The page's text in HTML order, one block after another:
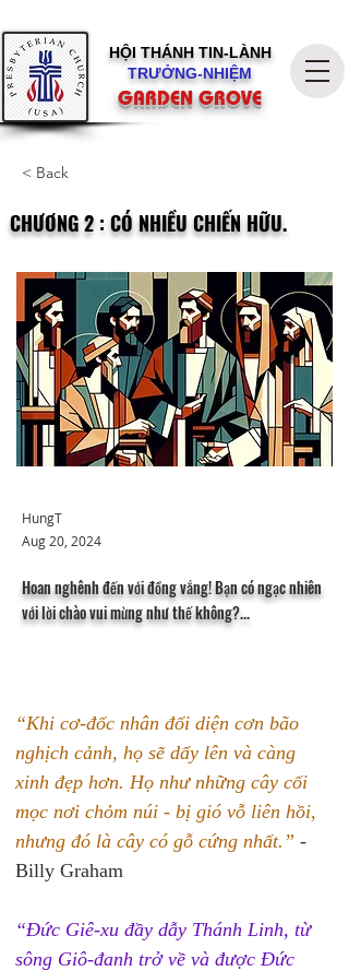
HỘI THÁNH TIN-LÀNH
TRƯỞNG-NHIỆM
GARDEN GROVE
< Back
CHƯƠNG 2 : CÓ NHIỀU CHIẾN HỮU.
HungT
Aug 20, 2024
Hoan nghênh đến với đồng vắng! Bạn có ngạc nhiên
với lời chào vui mừng như thế không?...
“Khi cơ-đốc nhân đối diện cơn bão
nghịch cảnh, họ sẽ dấy lên và càng
xinh đẹp hơn. Họ như những cây cối
mọc nơi chỏm núi - bị gió vỗ liên hồi,
nhưng đó là cây có gỗ cứng nhất.” -
Billy Graham
“Đức Giê-xu đầy dẫy Thánh Linh, từ
sông Giô-đanh trở về và được Đức